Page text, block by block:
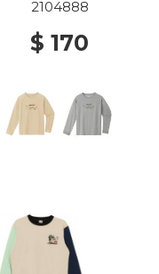
ANIMALS 140-160 IV
2104888
$ 170